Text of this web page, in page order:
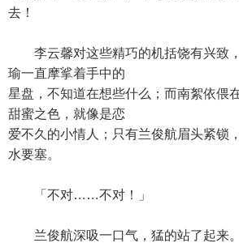
去！
李云馨对这些精巧的机括饶有兴致
瑜一直摩挲着手中的
星盘，不知道在想些什么；而南絮依偎
甜蜜之色，就像是恋
爱不久的小情人；只有兰俊航眉头紧锁
水要塞。
「不对……不对！」
兰俊航深吸一口气，猛的站了起来。